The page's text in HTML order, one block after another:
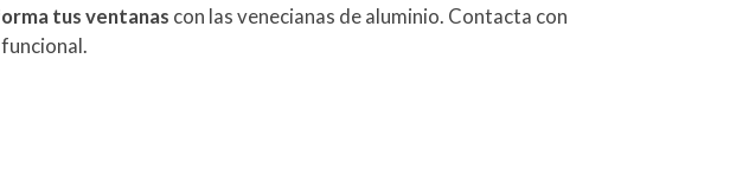
tus ventanas con las venecianas de aluminio. Contacta con